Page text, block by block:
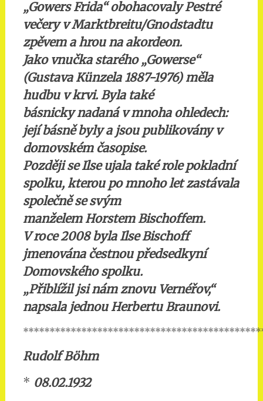
„Gowers Frida“ obohacovaly Pestré
večery v Marktbreitu/Gnodstadtu
zpěvem a hrou na akordeon.
Jako vnučka starého „Gowerse“
(Gustava Künzela 1887-1976) měla
hudbu v krvi. Byla také
básnicky nadaná v mnoha ohledech:
její básně byly a jsou publikovány v
domovském časopise.
Později se Ilse ujala také role pokladní
spolku, kterou po mnoho let zastávala
společně se svým
manželem Horstem Bischoffem.
V roce 2008 byla Ilse Bischoff
jmenována čestnou předsedkyní
Domovského spolku.
„Přiblížil jsi nám znovu Vernéřov,“
napsala jednou Herbertu Braunovi.
Rudolf Böhm
* 08.02.1932